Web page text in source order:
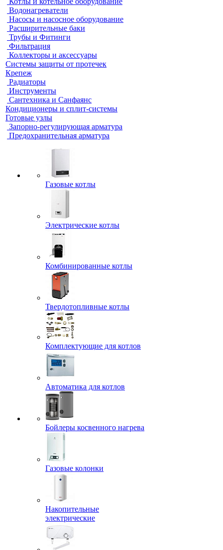
Водонагреватели
Насосы и насосное оборудование
Расширительные баки
Трубы и Фитинги
Фильтрация
Коллекторы и аксессуары
Системы защиты от протечек
Крепеж
Радиаторы
Инструменты
Сантехника и Санфаянс
Кондиционеры и сплит-системы
Готовые узлы
Запорно-регулирующая арматура
Предохранительная арматура
Газовые котлы
Электрические котлы
Комбинированные котлы
Твердотопливные котлы
Комплектующие для котлов
Автоматика для котлов
Бойлеры косвенного нагрева
Газовые колонки
Накопительные
электрические